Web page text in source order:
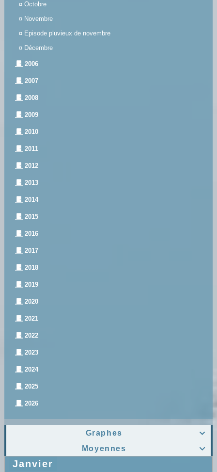
¤ Octobre
¤ Novembre
¤ Episode pluvieux de novembre
¤ Décembre
2006
2007
2008
2009
2010
2011
2012
2013
2014
2015
2016
2017
2018
2019
2020
2021
2022
2023
2024
2025
2026

Graphes

Moyennes
Janvier